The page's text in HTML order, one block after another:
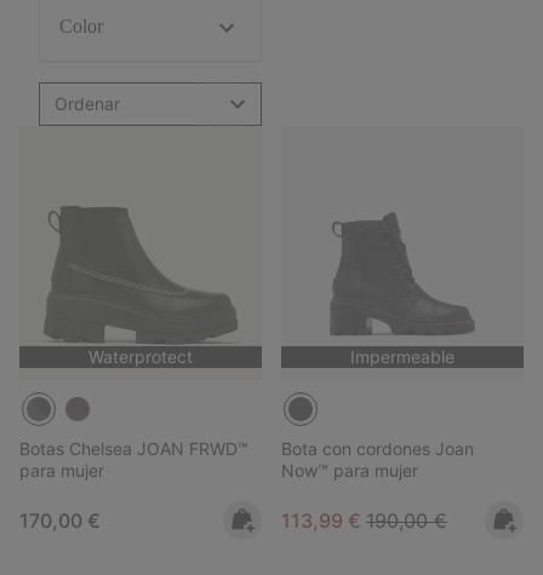
Color
Ordenar
Waterprotect
Botas Chelsea JOAN FRWD™
para mujer
Regular price:
170,00 €
Impermeable
Bota con cordones Joan
Now™ para mujer
Sale price:
113,99 € Regular price:
190,00 €